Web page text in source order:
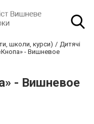
школи, курси)
Дитячі
- Вишневое
- Вишневое